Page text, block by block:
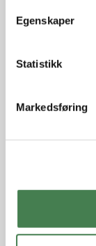
Egenskaper
Statistikk
Markedsføring